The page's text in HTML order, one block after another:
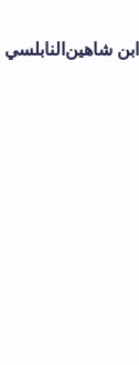
ابن شاهين النابلسي